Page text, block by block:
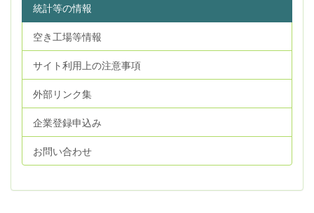
統計等の情報
空き工場等情報
サイト利用上の注意事項
外部リンク集
企業登録申込み
お問い合わせ